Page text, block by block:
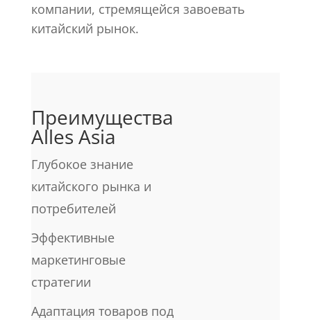
компании, стремящейся завоевать
китайский рынок.
Преимущества
Alles Asia
Глубокое знание
китайского рынка и
потребителей
Эффективные
маркетинговые
стратегии
Адаптация товаров под